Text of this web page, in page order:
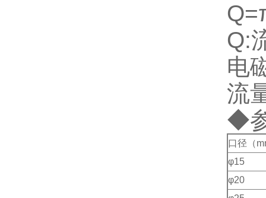
Q=
Q:
电
流
◆
口径（
φ15
φ20